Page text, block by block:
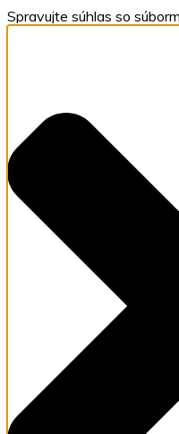
Spravujte súhlas so